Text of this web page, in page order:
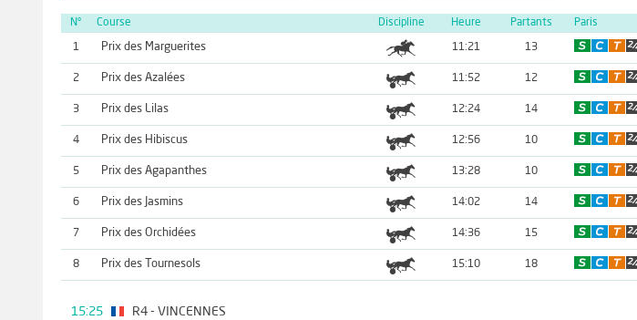
N° Course Discipline Heure Partants Paris
1 Prix des Marguerites 11:21 13
2 Prix des Azalées 11:52 12
3 Prix des Lilas 12:24 14
4 Prix des Hibiscus 12:56 10
5 Prix des Agapanthes 13:28 10
6 Prix des Jasmins 14:02 14
7 Prix des Orchidées 14:36 15
8 Prix des Tournesols 15:10 18
15:25 R4 - VINCENNES